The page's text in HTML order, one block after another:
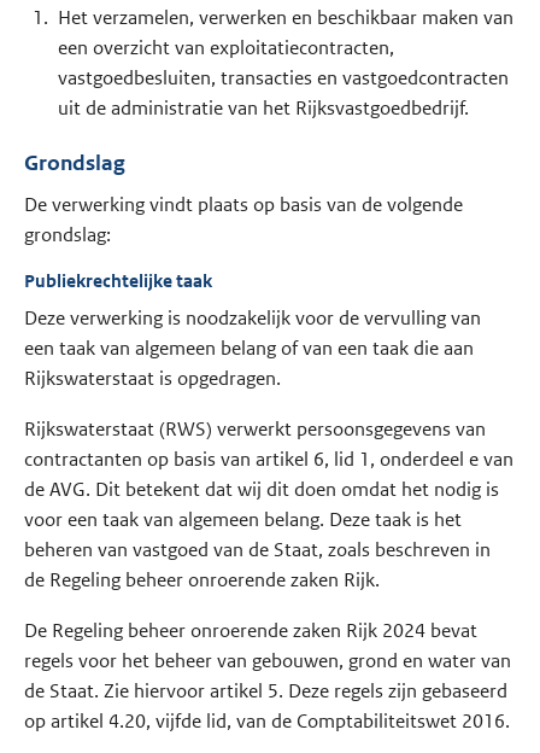
Het verzamelen, verwerken en beschikbaar maken van
een overzicht van exploitatiecontracten,
vastgoedbesluiten, transacties en vastgoedcontracten
uit de administratie van het Rijksvastgoedbedrijf.
Grondslag
De verwerking vindt plaats op basis van de volgende
grondslag:
Publiekrechtelijke taak
Deze verwerking is noodzakelijk voor de vervulling van
een taak van algemeen belang of van een taak die aan
Rijkswaterstaat is opgedragen.
Rijkswaterstaat (RWS) verwerkt persoonsgegevens van
contractanten op basis van artikel 6, lid 1, onderdeel e van
de AVG. Dit betekent dat wij dit doen omdat het nodig is
voor een taak van algemeen belang. Deze taak is het
beheren van vastgoed van de Staat, zoals beschreven in
de Regeling beheer onroerende zaken Rijk.
De Regeling beheer onroerende zaken Rijk 2024 bevat
regels voor het beheer van gebouwen, grond en water van
de Staat. Zie hiervoor artikel 5. Deze regels zijn gebaseerd
op artikel 4.20, vijfde lid, van de Comptabiliteitswet 2016.